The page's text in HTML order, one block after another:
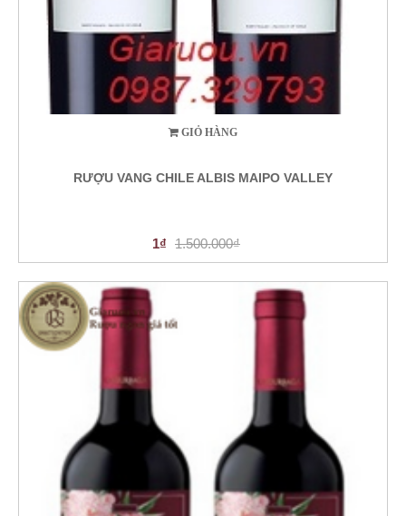
GIỎ HÀNG
RƯỢU VANG CHILE ALBIS MAIPO VALLEY
1₫ 1.500.000₫